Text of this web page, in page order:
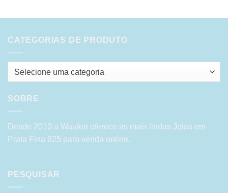
CATEGORIAS DE PRODUTO
Selecione uma categoria
SOBRE
Desde 2010 a Waufen oferece as mais lindas Joias em
Prata Fina 925 para venda online.
PESQUISAR